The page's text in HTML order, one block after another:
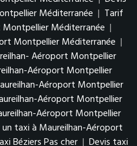
Méditerranée | Tarif
Méditerranée |
Montpellier Méditerranée |
Aéroport Montpellier
Aéroport Montpellier
Aéroport Montpellier
Aéroport Montpellier
Aéroport Montpellier
taxi à Maureilhan-Aéroport
Béziers Pas cher | Devis taxi